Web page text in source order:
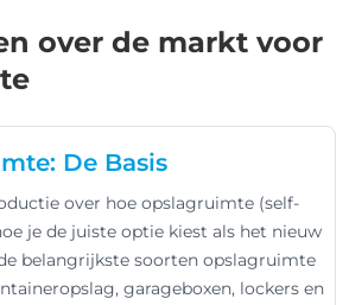
over de markt voor
De Basis
over hoe opslagruimte (self-
je de juiste optie kiest als het nieuw
belangrijkste soorten opslagruimte
garageboxen, lockers en